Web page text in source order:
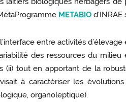
METABIO d'INRAE
entre activités
des ressources du
(ii) tout en apportant de la
à caractériser les
organoleptique).